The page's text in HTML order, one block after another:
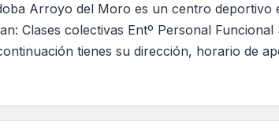
Arroyo del Moro es un centro deportivo
Clases colectivas Entº Personal
tienes su dirección, horario de